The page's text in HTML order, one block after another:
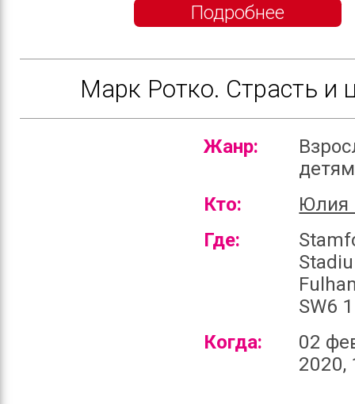
Подробнее
Марк Ротко. Страсть и
Жанр:
детям
Кто:
Юлия
Где:
SW6
Когда:
02
2020,